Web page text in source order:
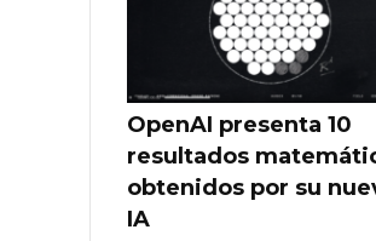
OpenAI presenta 10
resultados
obtenidos por su
IA